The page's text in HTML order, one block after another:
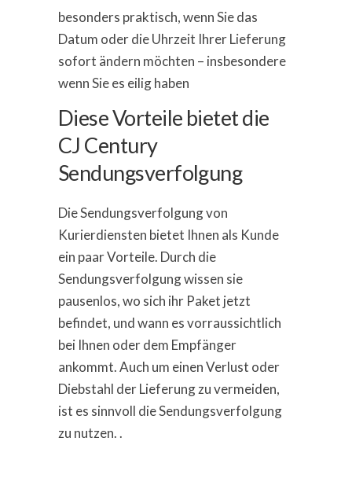
besonders praktisch, wenn Sie das
Datum oder die Uhrzeit Ihrer Lieferung
sofort ändern möchten – insbesondere
wenn Sie es eilig haben
Diese Vorteile bietet die
CJ Century
Sendungsverfolgung
Die Sendungsverfolgung von
Kurierdiensten bietet Ihnen als Kunde
ein paar Vorteile. Durch die
Sendungsverfolgung wissen sie
pausenlos, wo sich ihr Paket jetzt
befindet, und wann es vorraussichtlich
bei Ihnen oder dem Empfänger
ankommt. Auch um einen Verlust oder
Diebstahl der Lieferung zu vermeiden,
ist es sinnvoll die Sendungsverfolgung
zu nutzen. .